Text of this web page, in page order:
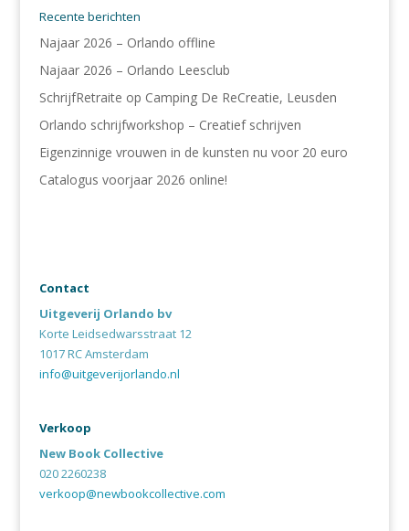
Recente berichten
Najaar 2026 – Orlando offline
Najaar 2026 – Orlando Leesclub
SchrijfRetraite op Camping De ReCreatie, Leusden
Orlando schrijfworkshop – Creatief schrijven
Eigenzinnige vrouwen in de kunsten nu voor 20 euro
Catalogus voorjaar 2026 online!
Contact
Uitgeverij Orlando bv
Korte Leidsedwarsstraat 12
1017 RC Amsterdam
info@uitgeverijorlando.nl
Verkoop
New Book Collective
020 2260238
verkoop@newbookcollective.com